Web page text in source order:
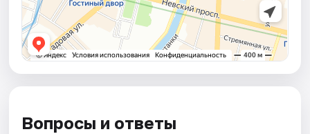
Вопросы и ответы